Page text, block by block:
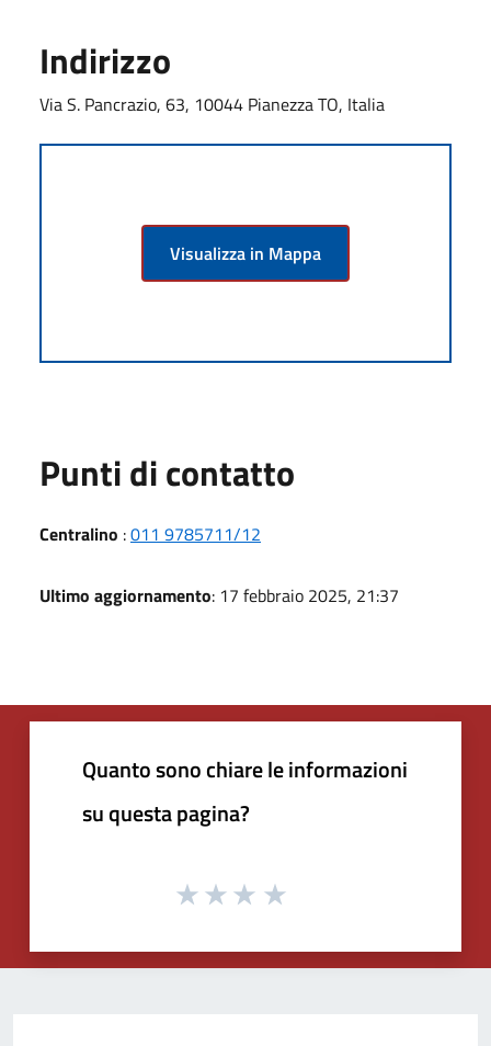
Indirizzo
Via S. Pancrazio, 63, 10044 Pianezza TO, Italia
Visualizza in Mappa
Punti di contatto
Centralino :011 9785711/12
Ultimo aggiornamento: 17 febbraio 2025, 21:37
Quanto sono chiare le informazioni
su questa pagina?